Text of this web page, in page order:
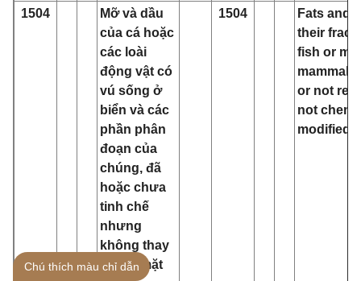
1504
Mỡ và dầu
của cá hoặc
các loài
động vật có
vú sống ở
biển và các
phần phân
đoạn của
chúng, đã
hoặc chưa
tinh chế
nhưng
không thay
đổi về mặt
1504
Fats and
their
fish or
or not
not
modified.
Chú thích màu chỉ dẫn